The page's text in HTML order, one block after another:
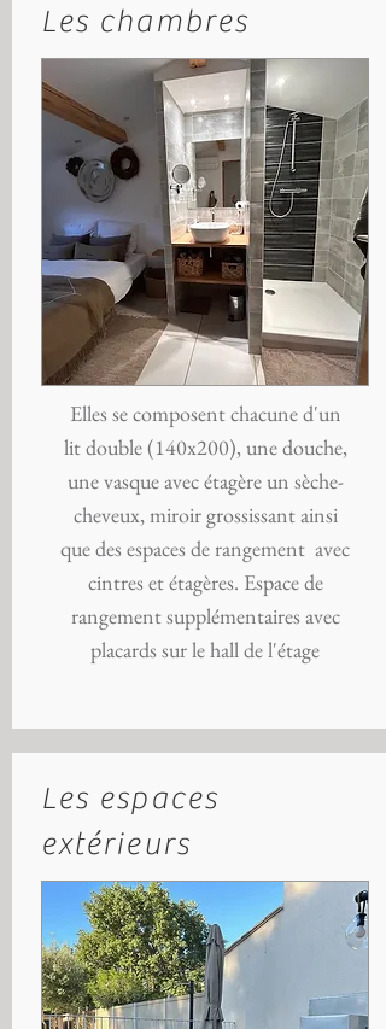
Les chambres
Elles se composent chacune d'un
lit double (140x200), une douche,
une vasque avec étagère un sèche-
cheveux, miroir grossissant ainsi
que des espaces de rangement avec
cintres et étagères. Espace de
rangement supplémentaires avec
placards sur le hall de l'étage
Les espaces
extérieurs